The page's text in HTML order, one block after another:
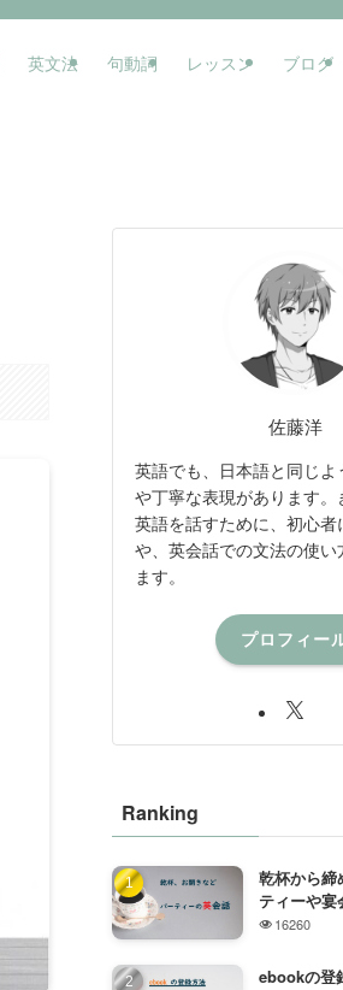
英文法 句動詞 レッスン ブログ
佐藤洋
英語でも、日本語と同じよ
や丁寧な表現があります。
英語を話すために、初心
や、英会話での文法の使
ます。
プロフィー
Ranking
乾杯から締
ティーや宴
16260
ebookの登